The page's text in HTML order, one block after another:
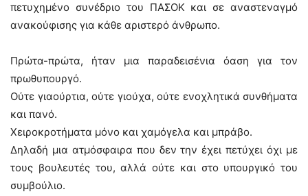
πετυχημένο συνέδριο του ΠΑΣΟΚ και σε αναστεναγμό
ανακούφισης για κάθε αριστερό άνθρωπο.
Πρώτα-πρώτα, ήταν μια παραδεισένια όαση για τον
πρωθυπουργό.
Ούτε γιαούρτια, ούτε γιούχα, ούτε ενοχλητικά συνθήματα
και πανό.
Χειροκροτήματα μόνο και χαμόγελα και μπράβο.
Δηλαδή μια ατμόσφαιρα που δεν την έχει πετύχει όχι με
τους βουλευτές του, αλλά ούτε και στο υπουργικό του
συμβούλιο.